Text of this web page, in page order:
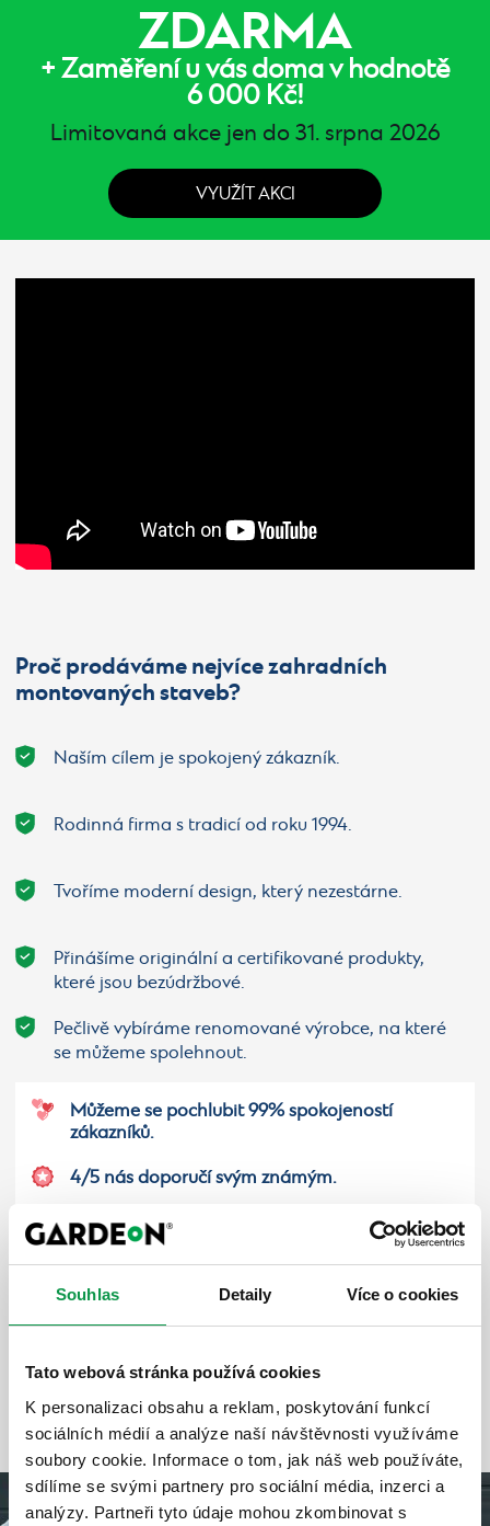
Souhlas Detaily Více o cookies
Tato webová stránka používá cookies
K personalizaci obsahu a reklam, poskytování funkcí
sociálních médií a analýze naší návštěvnosti využíváme
soubory cookie. Informace o tom, jak náš web používáte,
sdílíme se svými partnery pro sociální média, inzerci a
analýzy. Partneři tyto údaje mohou zkombinovat s
ZDARMA
+ Zaměření u vás doma v hodnotě
6 000 Kč!
Limitovaná akce jen do 31. srpna 2026
VYUŽÍT AKCI
Proč prodáváme nejvíce zahradních
montovaných staveb?
Naším cílem je spokojený zákazník.
Rodinná firma s tradicí od roku 1994.
Tvoříme moderní design, který nezestárne.
Přinášíme originální a certifikované produkty,
které jsou bezúdržbové.
Pečlivě vybíráme renomované výrobce, na které
se můžeme spolehnout.
Můžeme se pochlubit 99% spokojeností
zákazníků.
4/5 nás doporučí svým známým.
2 500+ recenzí na Facebooku a Google
@gardeonSKs hodnocením 4,8 z 5.
20 % zákazníků si od nás koupí další produkt.